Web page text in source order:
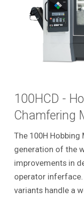
100HCD -
Chamfering
The 100H Hobbing
generation of the
improvements in
operator
variants handle a